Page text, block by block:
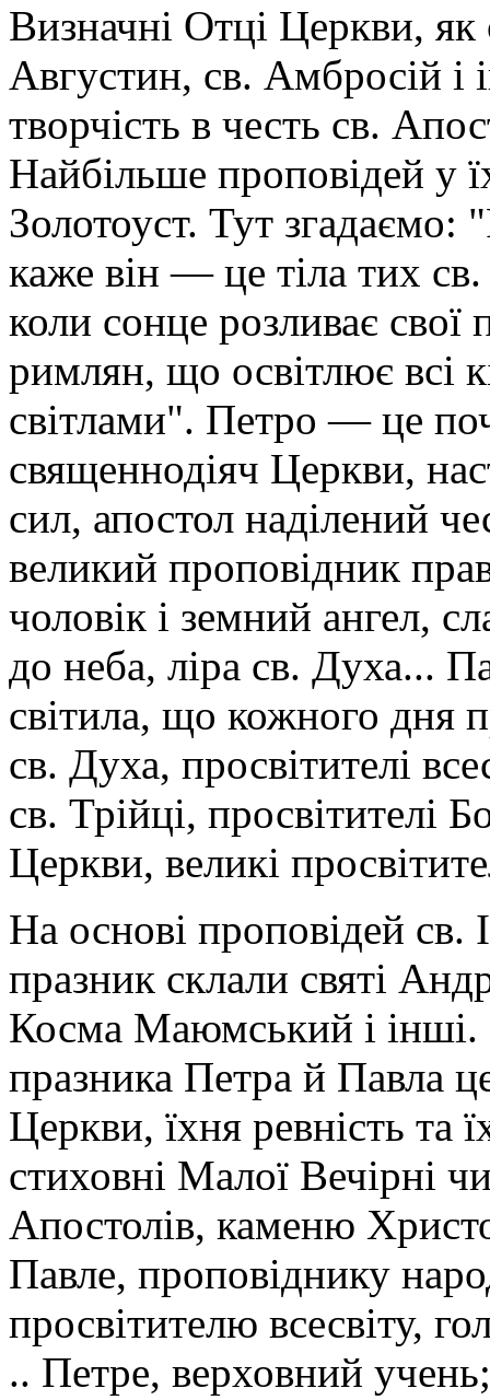
Визначні Отці Церкви, як
Августин, св. Амбросій
творчість в честь св.
Найбільше проповідей у
Золотоуст. Тут
каже він — це тіла тих
коли сонце розливає свої
римлян, що освітлює всі
світлами". Петро — це
священнодіяч Церкви,
сил, апостол наділений
великий проповідник
чоловік і земний ангел,
до неба, ліра св. Духа...
світила, що кожного дня
св. Духа, просвітителі
св. Трійці, просвітителі
Церкви, великі
На основі проповідей св.
празник склали святі
Косма Маюмський і інші.
празника Петра й Павла
Церкви, їхня ревність та
стиховні Малої Вечірні
Апостолів, каменю
Павле, проповіднику
просвітителю всесвіту,
.. Петре, верховний